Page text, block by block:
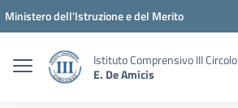
Vai ai contenuti
Vai al menu di navigazione
Vai al footer
Ministero dell'Istruzione e del Merito
Istituto Comprensivo III Circolo
E. De Amicis